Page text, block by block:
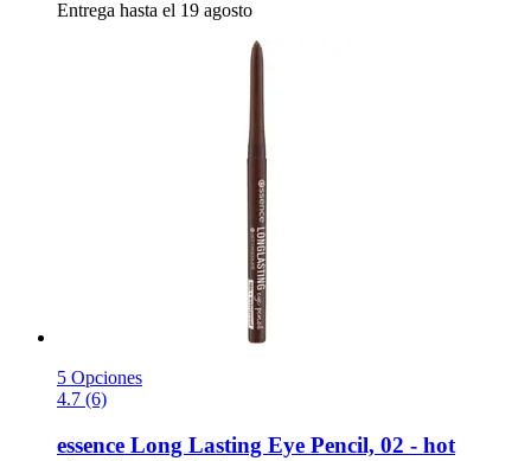
Entrega hasta el 19 agosto
5 Opciones
4.7 (6)
essence Long Lasting Eye Pencil, 02 -​ hot